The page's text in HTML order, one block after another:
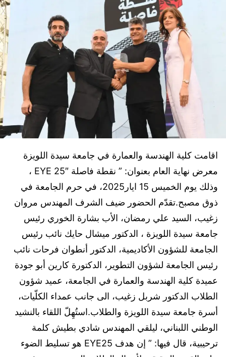
اقامت كلية الهندسة والعمارة في جامعة سيدة اللويزة
معرض نهاية العام بعنوان: ” نقطة فاصلة EYE 25″ ،
وذلك يوم الخميس 15 ايار2025، في حرم الجامعة في
ذوق مصبح.تقدّم الحضور ضيف الشرف المهندس مروان
زغيب، السيد علي رمضان، الأب بشارة الخوري رئيس
جامعة سيدة اللويزة ، الدكتور ميشال حايك نائب رئيس
الجامعة للشؤون الأكاديمية، الدكتور أنطوان فرحات نائب
رئيس الجامعة لشؤون التطوير، الدكتورة كارين أبو جودة
عميدة كلية الهندسة والعمارة في الجامعة، عميد شؤون
الطلاب الدكتور شربل زغيب، الى جانب عمداء الكلّيات،
أسرة جامعة سيدة اللويزة والطلاب.استُهِلّ اللقاء بالنشيد
الوطني اللبناني، ليلقي المهندس شادي بطيش كلمة
ترحيبية، قال فيها: ” إن هدف EYE25 هو تسليط الضوء